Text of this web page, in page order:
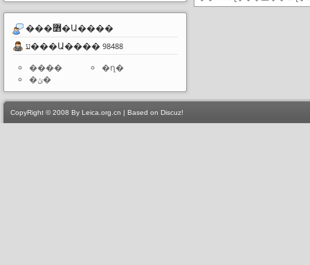
���߻�Ա����
ע���Ա���� 98488
����
�ղ�
�ݵ�
CopyRight © 2008 By Leica.org.cn | Based on Discuz!